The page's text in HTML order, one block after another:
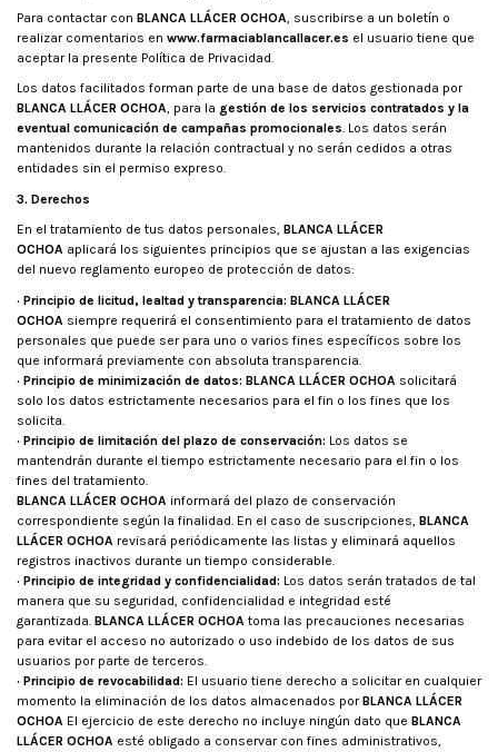
Para contactar con BLANCA LLÁCER OCHOA , suscribirse a un boletín o
realizar comentarios en www.farmaciablancallacer.es el usuario tiene que
aceptar la presente Política de Privacidad.
Los datos facilitados forman parte de una base de datos gestionada por
BLANCA LLÁCER OCHOA, para la gestión de los servicios contratados y la
eventual comunicación de campañas promocionales. Los datos serán
mantenidos durante la relación contractual y no serán cedidos a otras
entidades sin el permiso expreso.
3. Derechos
En el tratamiento de tus datos personales, BLANCA LLÁCER
OCHOA aplicará los siguientes principios que se ajustan a las exigencias
del nuevo reglamento europeo de protección de datos:
· Principio de licitud, lealtad y transparencia: BLANCA LLÁCER
OCHOA siempre requerirá el consentimiento para el tratamiento de datos
personales que puede ser para uno o varios fines específicos sobre los
que informará previamente con absoluta transparencia.
· Principio de minimización de datos: BLANCA LLÁCER OCHOA solicitará
solo los datos estrictamente necesarios para el fin o los fines que los
solicita.
· Principio de limitación del plazo de conservación: Los datos se
mantendrán durante el tiempo estrictamente necesario para el fin o los
fines del tratamiento.
BLANCA LLÁCER OCHOA informará del plazo de conservación
correspondiente según la finalidad. En el caso de suscripciones, BLANCA
LLÁCER OCHOA revisará periódicamente las listas y eliminará aquellos
registros inactivos durante un tiempo considerable.
· Principio de integridad y confidencialidad: Los datos serán tratados de tal
manera que su seguridad, confidencialidad e integridad esté
garantizada. BLANCA LLÁCER OCHOA toma las precauciones necesarias
para evitar el acceso no autorizado o uso indebido de los datos de sus
usuarios por parte de terceros.
· Principio de revocabilidad: El usuario tiene derecho a solicitar en cualquier
momento la eliminación de los datos almacenados porBLANCA LLÁCER
OCHOA El ejercicio de este derecho no incluye ningún dato que BLANCA
LLÁCER OCHOA esté obligado a conservar con fines administrativos,